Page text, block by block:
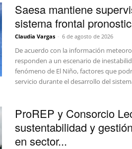
Saesa mantiene
sistema frontal
Claudia Vargas - 6 de agosto de 2026
De acuerdo con la información
responden a un escenario de
fenómeno de El Niño, factores que
servicio durante el desarrollo del
ProREP y Consorcio
sustentabilidad y
en sector...